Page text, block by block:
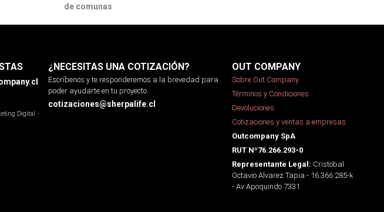
de comunas
Digital -
¿NECESITAS UNA COTIZACIÓN?
Escríbenos y te responderemos a la brevedad para
poder ayudarte en tu proyecto.
cotizaciones@sherpalife.cl
OUT COMPANY
Sobre Out Company
Términos y Condiciones
Devoluciones
Cotizaciones y ventas a empresas
Outcompany SpA
RUT Nº76.266.293-0
Representante Legal: Cristobal
Octavio Alvarez Tapia - 16.366.285-k
- Av Apoquindo 7331